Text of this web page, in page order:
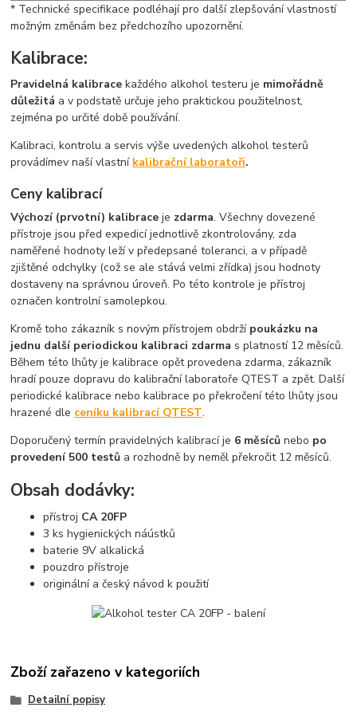
* Technické specifikace podléhají pro další zlepšování vlastností
možným změnám bez předchozího upozornění.
Kalibrace:
Pravidelná kalibrace každého alkohol testeru je mimořádně
důležitá a v podstatě určuje jeho praktickou použitelnost,
zejména po určité době používání.
Kalibraci, kontrolu a servis výše uvedených alkohol testerů
provádímev naší vlastní kalibrační laboratoři.
Ceny kalibrací
Výchozí (prvotní) kalibrace je zdarma. Všechny dovezené
přístroje jsou před expedicí jednotlivě zkontrolovány, zda
naměřené hodnoty leží v předepsané toleranci, a v případě
zjištěné odchylky (což se ale stává velmi zřídka) jsou hodnoty
dostaveny na správnou úroveň. Po této kontrole je přístroj
označen kontrolní samolepkou.
Kromě toho zákazník s novým přístrojem obdrží poukázku na
jednu další periodickou kalibraci zdarma s platností 12 měsíců.
Během této lhůty je kalibrace opět provedena zdarma, zákazník
hradí pouze dopravu do kalibrační laboratoře QTEST a zpět. Další
periodické kalibrace nebo kalibrace po překročení této lhůty jsou
hrazené dle ceníku kalibrací QTEST.
Doporučený termín pravidelných kalibrací je 6 měsíců nebo po
provedení 500 testů a rozhodně by neměl překročit 12 měsíců.
Obsah dodávky:
přístroj CA 20FP
3 ks hygienických náústků
baterie 9V alkalická
pouzdro přístroje
originální a český návod k použití
Zboží zařazeno v kategoriích
Detailní popisy